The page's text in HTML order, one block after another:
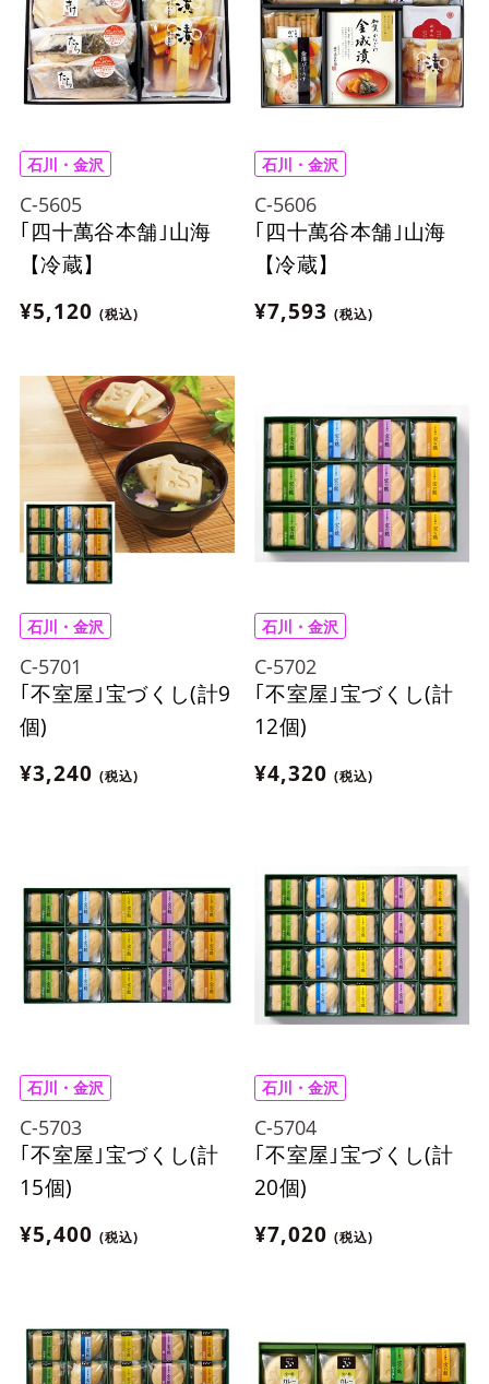
石川・金沢
C-5605
｢四十萬谷本舗｣山海
【冷蔵】
¥5,120 (税込)
石川・金沢
C-5606
｢四十萬谷本舗｣山海
【冷蔵】
¥7,593 (税込)
石川・金沢
C-5701
｢不室屋｣宝づくし(計9
個)
¥3,240 (税込)
石川・金沢
C-5702
｢不室屋｣宝づくし(計
12個)
¥4,320 (税込)
石川・金沢
C-5703
｢不室屋｣宝づくし(計
15個)
¥5,400 (税込)
石川・金沢
C-5704
｢不室屋｣宝づくし(計
20個)
¥7,020 (税込)